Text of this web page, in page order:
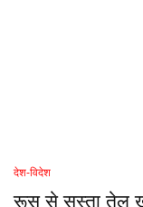
देश-विदेश
रूस से सस्ता तेल